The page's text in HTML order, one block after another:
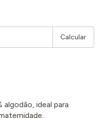
Calcular
ideal para